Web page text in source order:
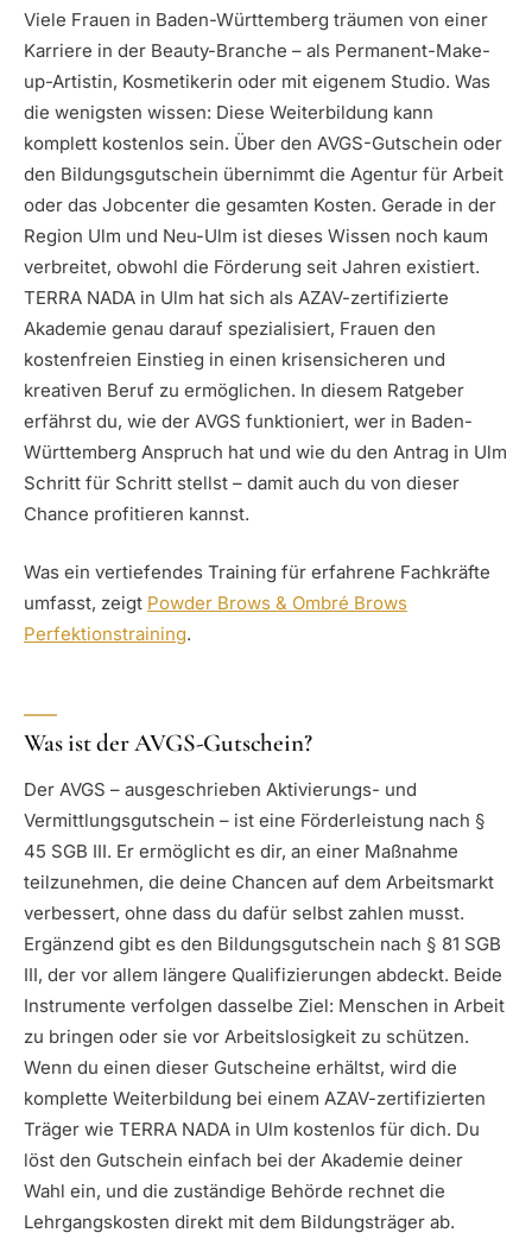
Viele Frauen in Baden-Württemberg träumen von einer
Karriere in der Beauty-Branche – als Permanent-Make-
up-Artistin, Kosmetikerin oder mit eigenem Studio. Was
die wenigsten wissen: Diese Weiterbildung kann
komplett kostenlos sein. Über den AVGS-Gutschein oder
den Bildungsgutschein übernimmt die Agentur für Arbeit
oder das Jobcenter die gesamten Kosten. Gerade in der
Region Ulm und Neu-Ulm ist dieses Wissen noch kaum
verbreitet, obwohl die Förderung seit Jahren existiert.
TERRA NADA in Ulm hat sich als AZAV-zertifizierte
Akademie genau darauf spezialisiert, Frauen den
kostenfreien Einstieg in einen krisensicheren und
kreativen Beruf zu ermöglichen. In diesem Ratgeber
erfährst du, wie der AVGS funktioniert, wer in Baden-
Württemberg Anspruch hat und wie du den Antrag in Ulm
Schritt für Schritt stellst – damit auch du von dieser
Chance profitieren kannst.
Was ein vertiefendes Training für erfahrene Fachkräfte
umfasst, zeigt Powder Brows & Ombré Brows
Perfektionstraining.
Was ist der AVGS-Gutschein?
Der AVGS – ausgeschrieben Aktivierungs- und
Vermittlungsgutschein – ist eine Förderleistung nach §
45 SGB III. Er ermöglicht es dir, an einer Maßnahme
teilzunehmen, die deine Chancen auf dem Arbeitsmarkt
verbessert, ohne dass du dafür selbst zahlen musst.
Ergänzend gibt es den Bildungsgutschein nach § 81 SGB
III, der vor allem längere Qualifizierungen abdeckt. Beide
Instrumente verfolgen dasselbe Ziel: Menschen in Arbeit
zu bringen oder sie vor Arbeitslosigkeit zu schützen.
Wenn du einen dieser Gutscheine erhältst, wird die
komplette Weiterbildung bei einem AZAV-zertifizierten
Träger wie TERRA NADA in Ulm kostenlos für dich. Du
löst den Gutschein einfach bei der Akademie deiner
Wahl ein, und die zuständige Behörde rechnet die
Lehrgangskosten direkt mit dem Bildungsträger ab.